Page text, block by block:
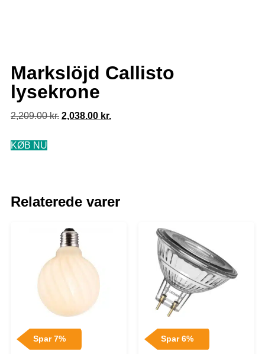
Markslöjd Callisto
lysekrone
2,209.00kr. 2,038.00 kr.
KØB NU
Relaterede varer
Spar 7% Spar 6%